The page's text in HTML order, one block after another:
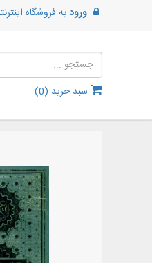
ورودبه فروشگاه
سبد خرید (0
)